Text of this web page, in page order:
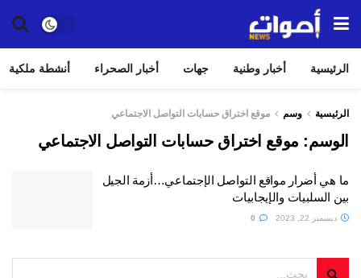
الرئيسية أخبار وطنية جهات أخبار الصحراء أنشطة ملكية
الرئيسية وسم موقع اختراق حسابات التواصل الاجتماعي
الوسم: موقع اختراق حسابات التواصل الاجتماعي
ما هي أضرار مواقع التواصل الإجتماعي…أزمة الجيل
بين السلبيات والإيجابيات
ديسمبر 22, 2023